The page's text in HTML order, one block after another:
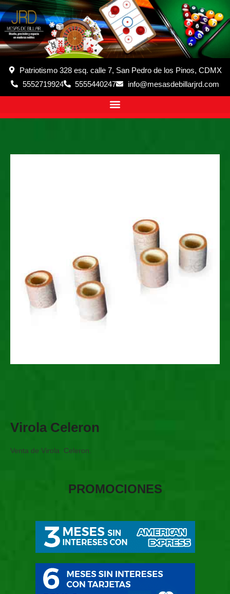
Patriotismo 328 esq. calle 7, San Pedro de los Pinos, CDMX
5552719924
5555440247 info@mesasdebillarjrd.com
Virola Celeron
Venta de Virola Celeron.
PROMOCIONES